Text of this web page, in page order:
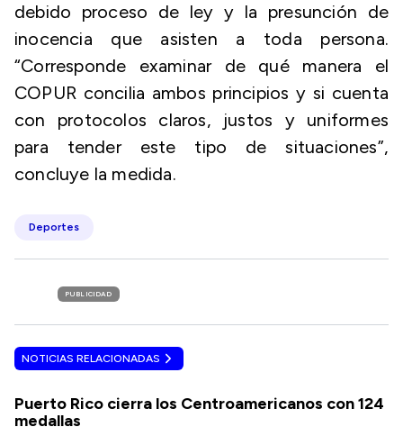
debido proceso de ley y la presunción de
inocencia que asisten a toda persona.
“Corresponde examinar de qué manera el
COPUR concilia ambos principios y si cuenta
con protocolos claros, justos y uniformes
para tender este tipo de situaciones”,
concluye la medida.
Deportes
PUBLICIDAD
NOTICIAS RELACIONADAS
Puerto Rico cierra los Centroamericanos con 124
medallas